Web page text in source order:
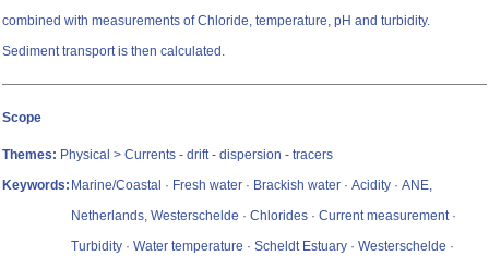
combined with measurements of Chloride, temperature, pH and turbidity.
Sediment transport is then calculated.
Scope
Themes: Physical > Currents - drift - dispersion - tracers
Keywords: Marine/Coastal · Fresh water · Brackish water · Acidity · ANE,
Netherlands, Westerschelde · Chlorides · Current measurement ·
Turbidity · Water temperature · Scheldt Estuary · Westerschelde ·